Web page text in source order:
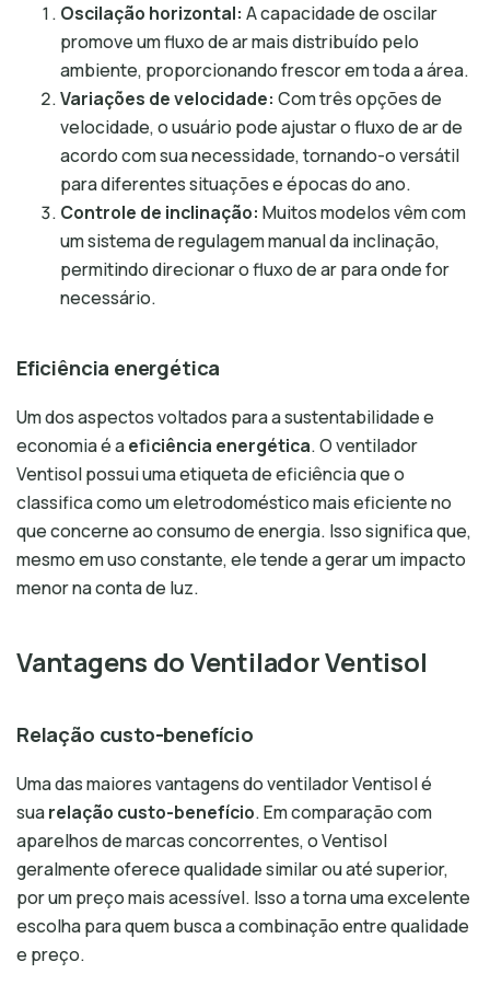
Oscilação horizontal: A capacidade de oscilar
promove um fluxo de ar mais distribuído pelo
ambiente, proporcionando frescor em toda a área.
Variações de velocidade: Com três opções de
velocidade, o usuário pode ajustar o fluxo de ar de
acordo com sua necessidade, tornando-o versátil
para diferentes situações e épocas do ano.
Controle de inclinação: Muitos modelos vêm com
um sistema de regulagem manual da inclinação,
permitindo direcionar o fluxo de ar para onde for
necessário.
Eficiência energética
Um dos aspectos voltados para a sustentabilidade e
economia é aeficiência energética. O ventilador
Ventisol possui uma etiqueta de eficiência que o
classifica como um eletrodoméstico mais eficiente no
que concerne ao consumo de energia. Isso significa que,
mesmo em uso constante, ele tende a gerar um impacto
menor na conta de luz.
Vantagens do Ventilador Ventisol
Relação custo-benefício
Uma das maiores vantagens do ventilador Ventisol é
suarelação custo-benefício. Em comparação com
aparelhos de marcas concorrentes, o Ventisol
geralmente oferece qualidade similar ou até superior,
por um preço mais acessível. Isso a torna uma excelente
escolha para quem busca a combinação entre qualidade
e preço.